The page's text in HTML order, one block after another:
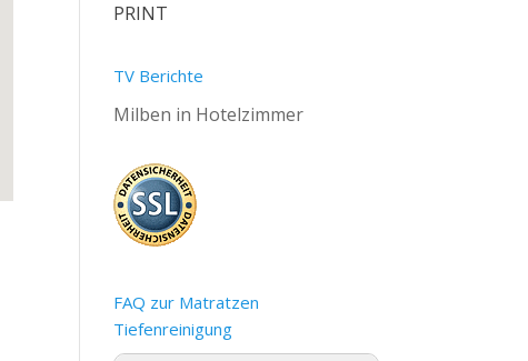
PRINT
TV Berichte
Milben in Hotelzimmer
FAQ zur Matratzen
Tiefenreinigung